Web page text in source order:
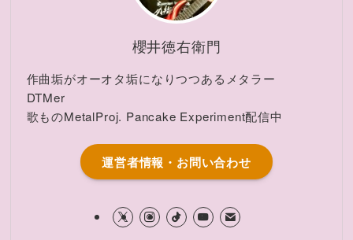
櫻井徳右衛門
作曲垢がオーオタ垢になりつつあるメタラー
DTMer
歌ものMetalProj. Pancake Experiment配信中
運営者情報・お問い合わせ